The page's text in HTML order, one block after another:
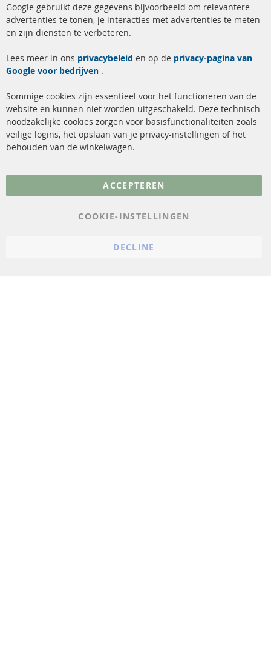
facebook
instagram
Snelle links
Roetfilter reiniging
Katalysator (KAT)
sensoren
FAQ
Kundenservice
Verzendingskosten
Contact
Annuleer contract
Gegevensbescherming
Google gebruikt deze gegevens bijvoorbeeld om relevantere
advertenties te tonen, je interacties met advertenties te meten
en zijn diensten te verbeteren.
Lees meer in ons privacybeleid en op de privacy-pagina van
Google voor bedrijven .
Sommige cookies zijn essentieel voor het functioneren van de
website en kunnen niet worden uitgeschakeld. Deze technisch
noodzakelijke cookies zorgen voor basisfunctionaliteiten zoals
veilige logins, het opslaan van je privacy-instellingen of het
behouden van de winkelwagen.
ACCEPTEREN
COOKIE-INSTELLINGEN
DECLINE